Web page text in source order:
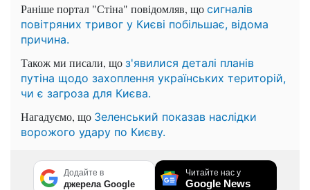
Раніше портал "Стіна" повідомляв, що сигналів
повітряних тривог у Києві побільшає, відома
причина.
Також ми писали, що з'явилися деталі планів
путіна щодо захоплення українських територій,
чи є загроза для Києва.
Нагадуємо, що Зеленський показав наслідки
ворожого удару по Києву.
Додайте в
джерела Google
Читайте нас у
Google News